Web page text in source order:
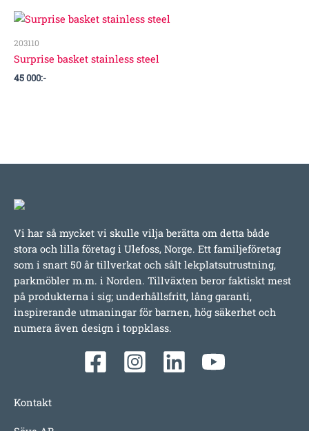
203110
Surprise basket stainless steel
45 000:-
Vi har så mycket vi skulle vilja berätta om detta både
stora och lilla företag i Ulefoss, Norge. Ett familjeföretag
som i snart 50 år tillverkat och sålt lekplatsutrustning,
parkmöbler m.m. i Norden. Tillväxten beror faktiskt mest
på produkterna i sig; underhållsfritt, lång garanti,
inspirerande utmaningar för barnen, hög säkerhet och
numera även design i toppklass.
Kontakt